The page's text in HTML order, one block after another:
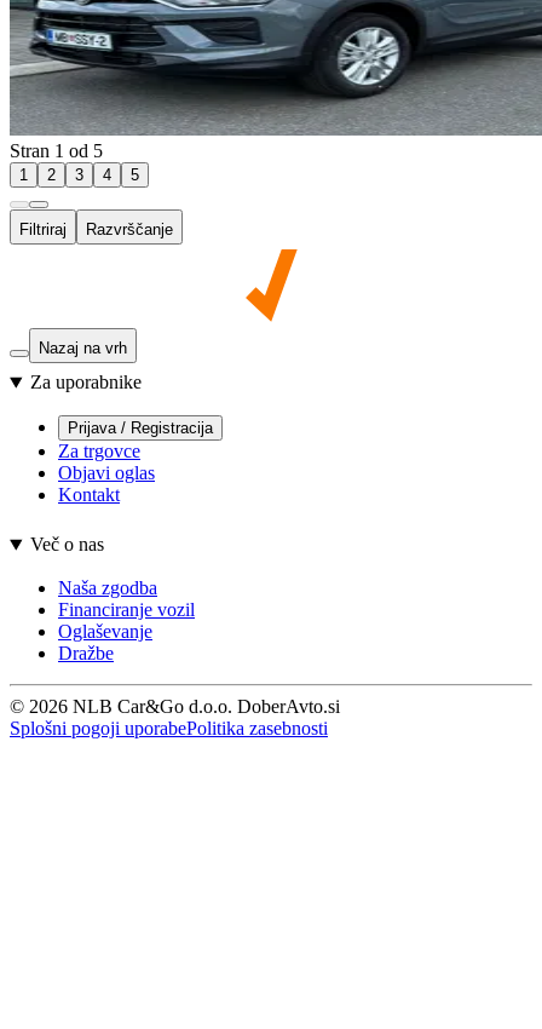
Stran 1 od 5
1 2 3 4 5
Filtriraj Razvrščanje
Nazaj na vrh
Za uporabnike
Prijava / Registracija
Za trgovce
Objavi oglas
Kontakt
Več o nas
Naša zgodba
Financiranje vozil
Oglaševanje
Dražbe
© 2026 NLB Car&Go d.o.o. DoberAvto.si
Splošni pogoji uporabePolitika zasebnosti